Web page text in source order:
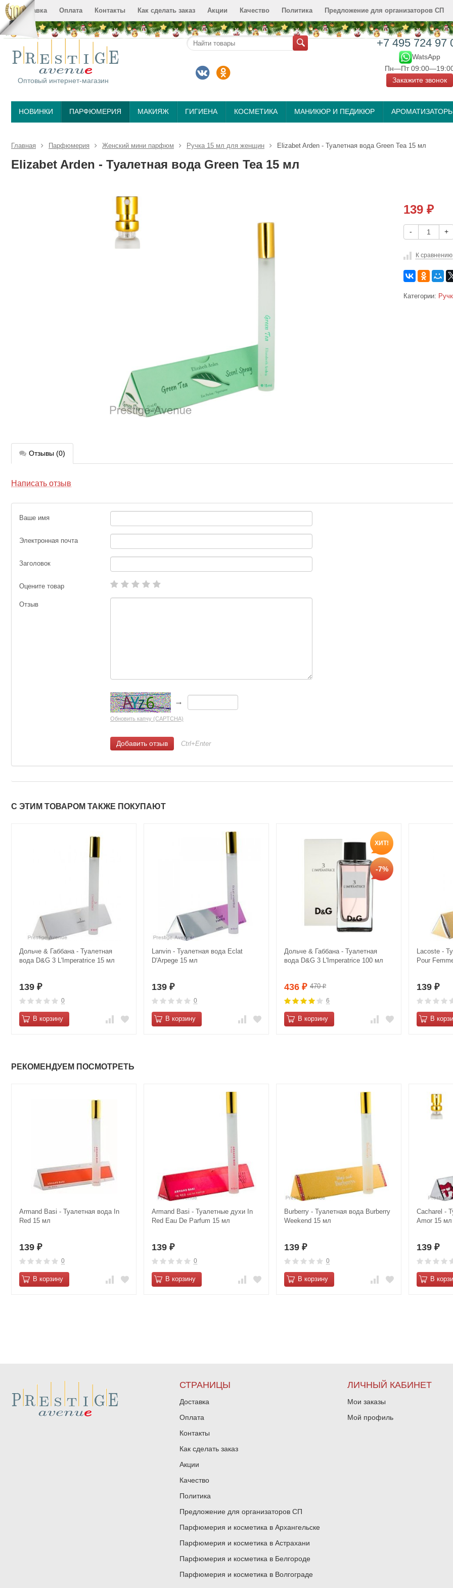
Доставка Оплата Контакты Как сделать заказ Акции Качество Политика Предложение для организаторов СП
Оптовый интернет-магазин
+7 495 724 97
WatsApp
Пн—Пт
Закажите звонок
НОВИНКИ ПАРФЮМЕРИЯ МАКИЯЖ ГИГИЕНА КОСМЕТИКА МАНИКЮР И ПЕДИКЮР
Главная Парфюмерия Женский мини парфюм Ручка 15 мл для женщин Elizabet Arden - Туалетная вода Green Tea 15 мл
Elizabet Arden - Туалетная вода Green Tea 15 мл
139 ₽
- +
К сравнению
Категории:
Отзывы (0)
Написать отзыв
Ваше имя
Электронная почта
Заголовок
Оцените товар
Отзыв
→
Обновить капчу (CAPTCHA)
Ctrl+Enter
С ЭТИМ ТОВАРОМ ТАКЖЕ ПОКУПАЮТ
Дольче & Габбана - Туалетная
вода D&G 3 L'Imperatrice 15 мл
139 ₽
0
В корзину
Lanvin - Туалетная вода Eclat
D'Arpege 15 мл
139 ₽
0
В корзину
ХИТ!
-7%
Дольче & Габбана - Туалетная
вода D&G 3 L'Imperatrice 100 мл
436 ₽ 470₽
6
В корзину
Lacoste -
Pour
139 ₽
В
РЕКОМЕНДУЕМ ПОСМОТРЕТЬ
Armand Basi - Туалетная вода In
Red 15 мл
139 ₽
0
В корзину
Armand Basi - Туалетные духи In
Red Eau De Parfum 15 мл
139 ₽
0
В корзину
Burberry - Туалетная вода Burberry
Weekend 15 мл
139 ₽
0
В корзину
Cacharel -
Amor 15 мл
139 ₽
В
СТРАНИЦЫ
Доставка
Оплата
Контакты
Как сделать заказ
Акции
Качество
Политика
Предложение для организаторов СП
Парфюмерия и косметика в Архангельске
Парфюмерия и косметика в Астрахани
Парфюмерия и косметика в Белгороде
Парфюмерия и косметика в Волгограде
ЛИЧНЫЙ КАБИНЕТ
Мои заказы
Мой профиль